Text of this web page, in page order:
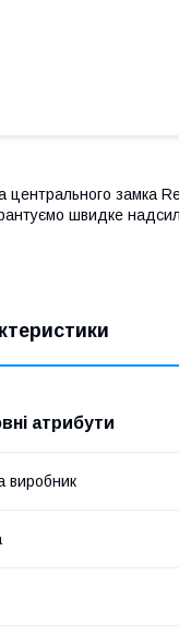
центрального замка
швидке
атрибути
виробник